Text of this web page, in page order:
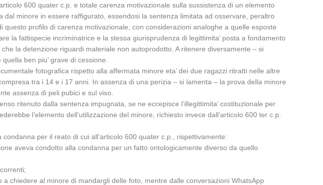
600 quater c.p. e totale carenza motivazionale sulla sussistenza di un elemento
minore in essere raffigurato, essendosi la sentenza limitata ad osservare, peraltro
profilo di carenza motivazionale, con considerazioni analoghe a quelle esposte
la fattispecie incriminatrice e la stessa giurisprudenza di legittimita’ posta a fondamento
la detenzione riguardi materiale non autoprodotto. A ritenere diversamente – si
ben piu’ grave di cessione.
fotografica rispetto alla affermata minore eta’ dei due ragazzi ritratti nelle altre
tra i 14 e i 17 anni. In assenza di una perizia – si lamenta – la prova della minore
assenza di peli pubici e sul viso.
ritenuto dalla sentenza impugnata, se ne eccepisce l’illegittimita’ costituzionale per
l’elemento dell’utilizzazione del minore, richiesto invece dall’articolo 600 ter c.p.
per il reato di cui all’articolo 600 quater c.p., rispettivamente:
aveva condotto alla condanna per un fatto ontologicamente diverso da quello
chiedere al minore di mandargli delle foto, mentre dalle conversazioni WhatsApp